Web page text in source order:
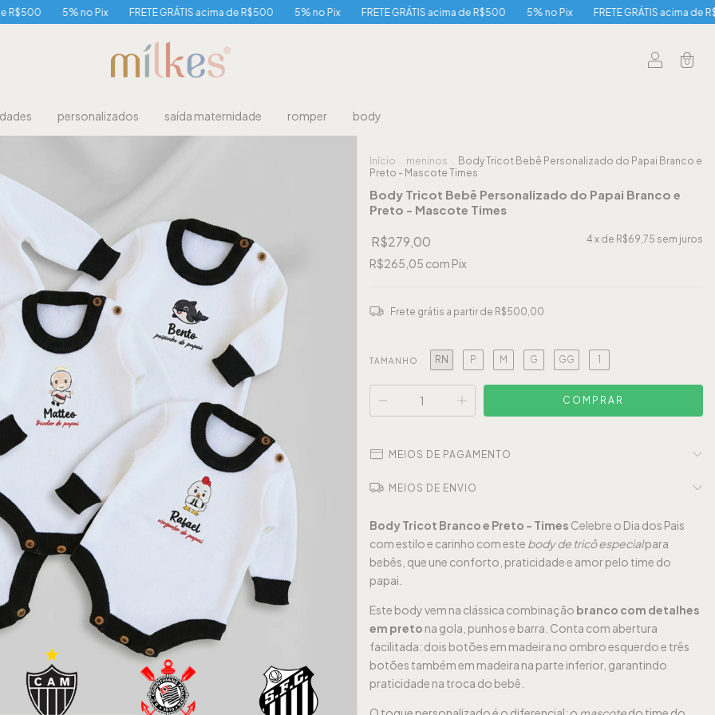
5% no Pix FRETE GRÁTIS acima de R$500 5% no Pix FRETE GRÁTIS acima de R$500 5% no Pix FRETE GRÁTIS acima de R$500
0
personalizados saída maternidade romper body
Início . meninos . Body Tricot Bebê Personalizado do Papai Branco e
Preto - Mascote Times
Body Tricot Bebê Personalizado do Papai Branco e
Preto - Mascote Times
R$279,00 4 x de R$69,75 sem juros
R$265,05 com Pix
Frete grátis a partir de R$500,00
TAMANHO RN P M G GG 1
MEIOS DE PAGAMENTO
MEIOS DE ENVIO
Body Tricot Branco e Preto - Times Celebre o Dia dos Pais
com estilo e carinho com este body de tricô especialpara
bebês, que une conforto, praticidade e amor pelo time do
papai.
Este body vem na clássica combinação branco com detalhes
em preto na gola, punhos e barra. Conta com abertura
facilitada: dois botões em madeira no ombro esquerdo e três
botões também em madeira na parte inferior, garantindo
praticidade na troca do bebê.